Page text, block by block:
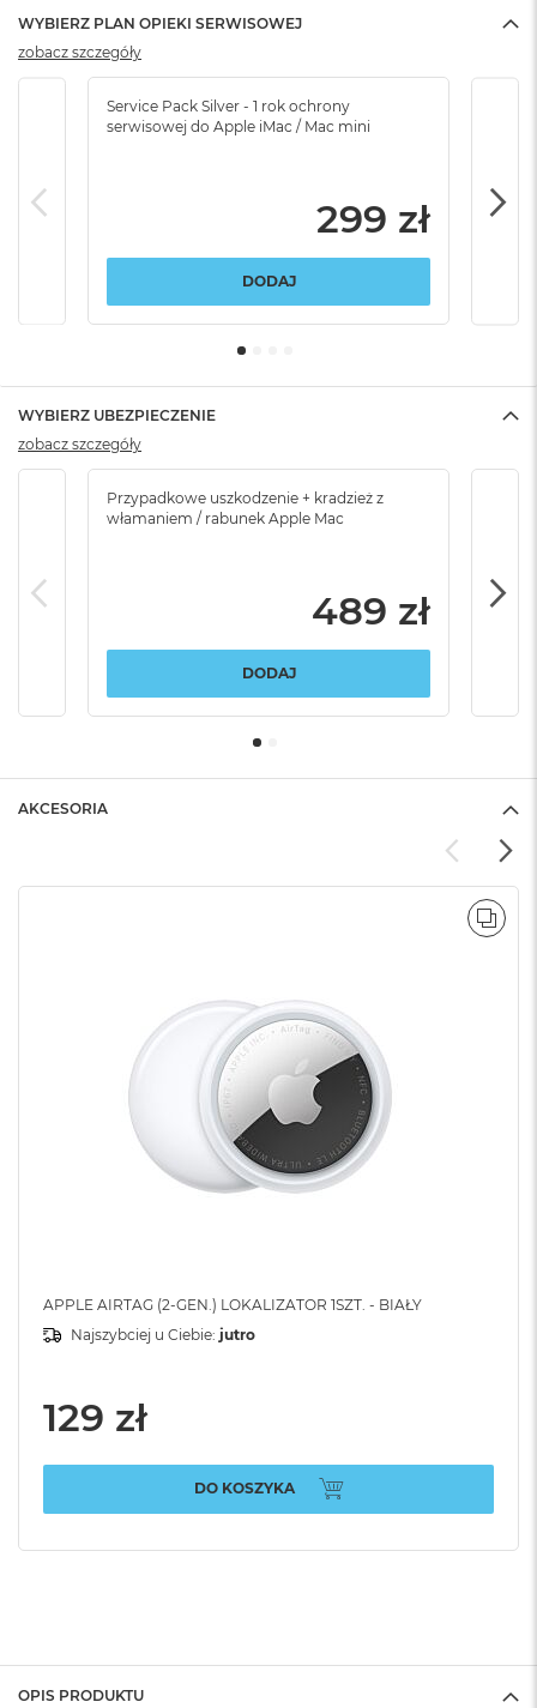
WYBIERZ PLAN OPIEKI SERWISOWEJ
Service Pack Silver - 1 rok ochrony
serwisowej do Apple iMac / Mac mini
299 zł
DODAJ
zobacz szczegóły
WYBIERZ UBEZPIECZENIE
Przypadkowe uszkodzenie + kradzież z
włamaniem / rabunek Apple Mac
489 zł
DODAJ
zobacz szczegóły
AKCESORIA
APPLE AIRTAG (2-GEN.) LOKALIZATOR 1SZT. - BIAŁY
Najszybciej u Ciebie: jutro
129 zł
DO KOSZYKA
OPIS PRODUKTU